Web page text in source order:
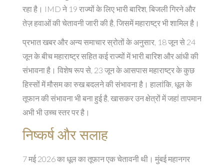
रहा है। IMD ने 19 राज्यों के लिए भारी बारिश, बिजली गिरने और
तेज़ हवाओं की चेतावनी जारी की है, जिसमें महाराष्ट्र भी शामिल है।
प्रभात खबर और अन्य समाचार स्रोतों के अनुसार, 18 जून से 24
जून के बीच महाराष्ट्र सहित कई राज्यों में भारी बारिश और आंधी की
संभावना है। विशेष रूप से, 23 जून के आसपास महाराष्ट्र के कुछ
हिस्सों में मौसम का रुख बदलने की संभावना है। हालांकि, धूल के
तूफान की संभावना भी बना हुई है, खासकर उन क्षेत्रों में जहां तापमान
अभी भी उच्च स्तर पर है।
निष्कर्ष और सलाह
7 मई 2026 का धूल का तूफान एक चेतावनी थी। मुंबई महानगर